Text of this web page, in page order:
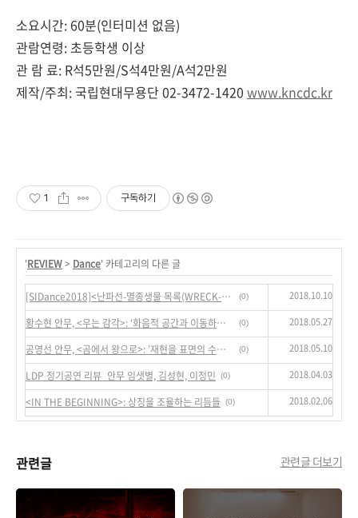
소요시간: 60분(인터미션 없음)
관람연령: 초등학생 이상
관 람 료: R석5만원/S석4만원/A석2만원
제작/주최: 국립현대무용단 02-3472-1420 www.kncdc.kr
1 구독하기
'REVIEW> Dance' 카테고리의 다른 글
[SIDance2018]<난파선-멸종생물 목록(WRECK-List of Extinct Species)>: ‘현상학적이고 상징적인 오브제의 현존’ (0) 2018.10.10
황수현 안무, <우는 감각>: ‘화음적 공간과 이동하는 시선’ (0) 2018.05.27
공영선 안무, <곰에서 왕으로>: '재현을 표면의 수행으로 전도시키기' (0) 2018.05.10
LDP 정기공연 리뷰_안무 임샛별, 김성현, 이정민 (0) 2018.04.03
<IN THE BEGINNING>: 상징을 조율하는 리듬들 (0) 2018.02.06
관련글 관련글 더보기